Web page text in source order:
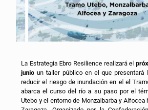
La Estrategia Ebro Resilience realizará el
junio un taller público en el que presentará
reducir el riesgo de inundación en el el
abarca el curso del río a su paso por el
Utebo y el entorno de Monzalbarba y Alfocea